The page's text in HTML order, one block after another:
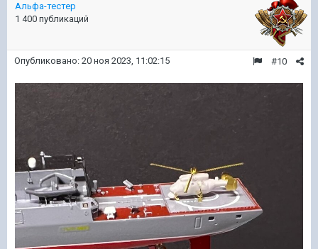
Альфа-тестер
1 400 публикаций
#10
Опубликовано: 20 ноя 2023, 11:02:15